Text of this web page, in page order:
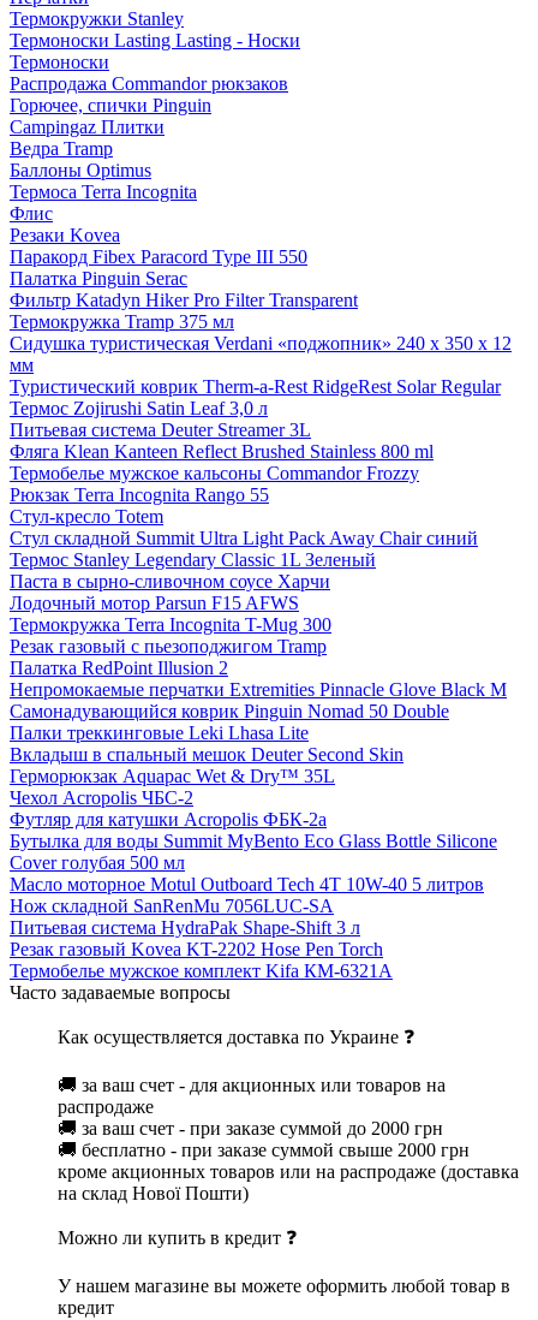
Термокружки Stanley
Термоноски Lasting Lasting - Носки
Термоноски
Распродажа Commandor рюкзаков
Горючее, спички Pinguin
Campingaz Плитки
Ведра Tramp
Баллоны Optimus
Термоса Terra Incognita
Флис
Резаки Kovea
Паракорд Fibex Paracord Type III 550
Палатка Pinguin Serac
Фильтр Katadyn Hiker Pro Filter Transparent
Термокружка Tramp 375 мл
Сидушка туристическая Verdani «поджопник» 240 x 350 х 12
мм
Туристический коврик Therm-a-Rest RidgeRest Solar Regular
Термос Zojirushi Satin Leaf 3,0 л
Питьевая система Deuter Streamer 3L
Фляга Klean Kanteen Reflect Brushed Stainless 800 ml
Термобелье мужское кальсоны Commandor Frozzy
Рюкзак Terra Incognita Rango 55
Стул-кресло Totem
Стул складной Summit Ultra Light Pack Away Сhair синий
Термос Stanley Legendary Classic 1L Зеленый
Паста в сырно-сливочном соусе Харчи
Лодочный мотор Parsun F15 AFWS
Термокружка Terra Incognita T-Mug 300
Резак газовый с пьезоподжигом Tramp
Палатка RedPoint Illusion 2
Непромокаемые перчатки Extremities Pinnacle Glove Black M
Самонадувающийся коврик Pinguin Nomad 50 Double
Палки треккинговые Leki Lhasa Lite
Вкладыш в спальный мешок Deuter Second Skin
Герморюкзак Aquapac Wet & Dry™ 35L
Чехол Acropolis ЧБС-2
Футляр для катушки Acropolis ФБК-2а
Бутылка для воды Summit MyBento Eco Glass Bottle Silicone
Cover голубая 500 мл
Масло моторное Motul Outboard Tech 4T 10W-40 5 литров
Нож складной SanRenMu 7056LUC-SA
Питьевая система HydraPak Shape-Shift 3 л
Резак газовый Kovea KT-2202 Hose Pen Torch
Термобелье мужское комплект Kifa КМ-6321А
Часто задаваемые вопросы
Как осуществляется доставка по Украине ❓
🚚 за ваш счет - для акционных или товаров на
распродаже
🚚 за ваш счет - при заказе суммой до 2000 грн
🚚 бесплатно - при заказе суммой свыше 2000 грн
кроме акционных товаров или на распродаже (доставка
на склад Нової Пошти)
Можно ли купить в кредит ❓
У нашем магазине вы можете оформить любой товар в
кредит